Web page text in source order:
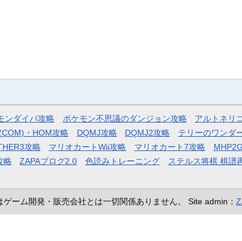
ンダイパ攻略 ポケモン不思議のダンジョン攻略 アルトネリ
・HOM攻略 DQMJ攻略 DQMJ2攻略 テリーのワンダ
攻略 マリオカートWii攻略 マリオカート7攻略
略 ZAPAブログ2.0 色読みトレーニング ステルス将棋 棋譜
ーム開発・販売会社とは一切関係ありません。 Site admin：